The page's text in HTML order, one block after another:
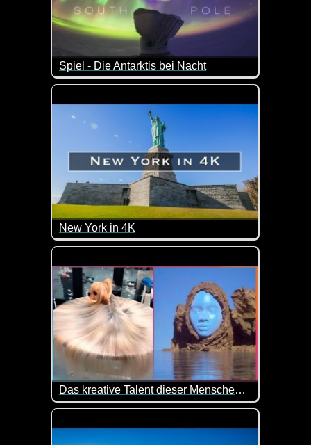
Spiel - Die Antarktis bei Nacht
Wenn das keine atemberaubenden Aufnahmen
New York in 4K
Heute reisen wir mal nach New York. Eine tolle
Das kreative Talent dieser Menschen kennt keine Grenzen
Entdecke die vielfältige Welt der Kunst in einem